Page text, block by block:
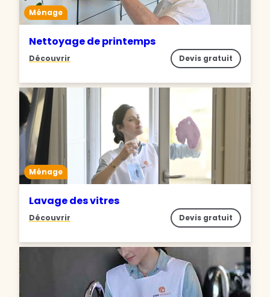
Ménage
Nettoyage de printemps
Découvrir Devis gratuit
Ménage
Lavage des vitres
Découvrir Devis gratuit